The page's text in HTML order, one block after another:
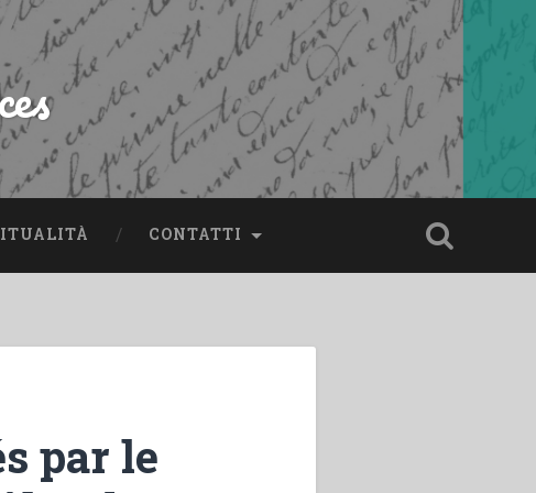
CONTATTI
par le